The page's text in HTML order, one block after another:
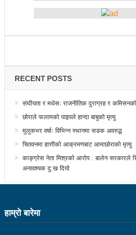
सडक फोहोर गरेको भन्दै एमालेलाई
राजश्व संकलनमा करिब १७ प्रतशितले
टिकट नपाउँदा १४ सय श्रमिक कोरिया
कीर्तिपुरलाई नेपालकै नमूना नगर
प्रा.डा.शिवशरण महर्जन, मेयरका उम्मेदवार,
उपनिर्वाचन: ३१ जनाको उम्मेदवारी
एमाले गठबन्धनका उम्मेदवारको समर्थन
संस्थागत क्षमता मुल्याङ्ककनमा ककनी
RECENT POSTS
संघीयता र मधेसः राजनीतिक दुराग्रह र
छोराले फलामको पाइपले हान्दा बाबुको मृत्यु
मुलुकभर वर्षाः विभिन्न स्थानमा सडक अवरुद्ध
चितवनमा हात्तीको आक्रमणबाट आमाछोराको मृत्यु
काङ्ग्रेस नेता मिश्रको आरोप : बालेन सरकारले
अनावश्यक दु:ख दियो
हाम्राे बारेमा